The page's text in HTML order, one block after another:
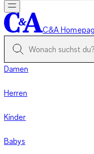
C&A
Damen
Herren
Kinder
Babys